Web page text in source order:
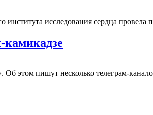
института исследования сердца
камикадзе
Об этом пишут несколько телеграм-